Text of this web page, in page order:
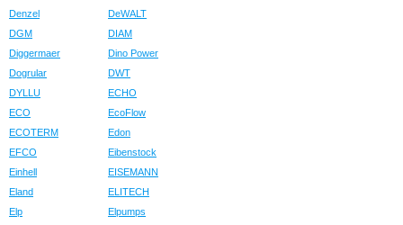
Denzel
DeWALT
DGM
DIAM
Diggermaer
Dino Power
Dogrular
DWT
DYLLU
ECHO
ECO
EcoFlow
ECOTERM
Edon
EFCO
Eibenstock
Einhell
EISEMANN
Eland
ELITECH
Elp
Elpumps